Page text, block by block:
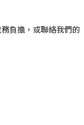
負擔，或聯絡我們的